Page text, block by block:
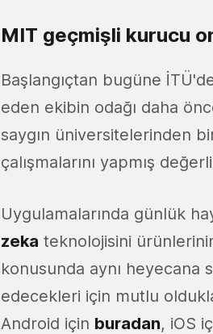
MIT geçmişli kurucu
Başlangıçtan bugüne
eden ekibin odağı daha
saygın üniversitelerinden
çalışmalarını yapmış
Uygulamalarında günlük
zeka teknolojisini
konusunda aynı heyecana
edecekleri için mutlu
Android için buradan, iOS